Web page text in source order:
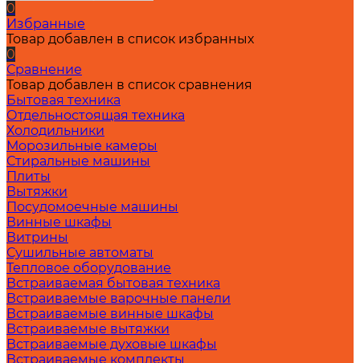
0
Избранные
Товар добавлен в список избранных
0
Сравнение
Товар добавлен в список сравнения
Бытовая техника
Отдельностоящая техника
Холодильники
Морозильные камеры
Стиральные машины
Плиты
Вытяжки
Посудомоечные машины
Винные шкафы
Витрины
Сушильные автоматы
Тепловое оборудование
Встраиваемая бытовая техника
Встраиваемые варочные панели
Встраиваемые винные шкафы
Встраиваемые вытяжки
Встраиваемые духовые шкафы
Встраиваемые комплекты